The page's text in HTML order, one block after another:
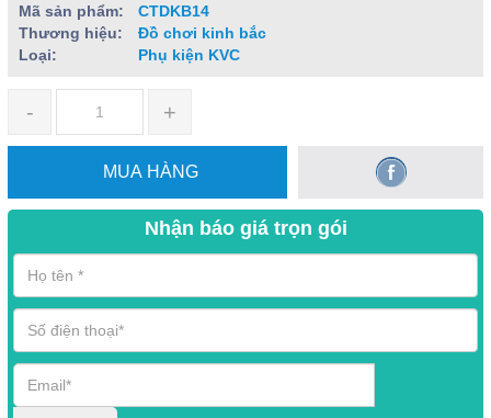
Mã sản phẩm:
CTDKB14
Thương hiệu:
Đồ chơi kinh bắc
Loại:
Phụ kiện KVC
- +
MUA HÀNG
Nhận báo giá trọn gói